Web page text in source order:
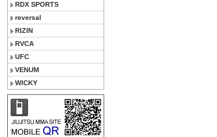
RDX SPORTS
reversal
RIZIN
RVCA
UFC
VENUM
WICKY